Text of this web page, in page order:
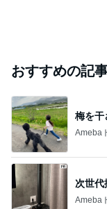
おすすめの記
梅を干
Ameba
次世代
Ameba